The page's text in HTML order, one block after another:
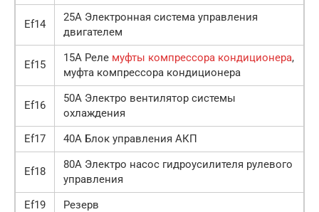
Ef14
25A Электронная система управления
двигателем
Ef15
15A Реле муфты компрессора кондиционера,
муфта компрессора кондиционера
Ef16
50A Электро вентилятор системы
охлаждения
Ef17
40A Блок управления АКП
Ef18
80A Электро насос гидроусилителя рулевого
управления
Ef19
Резерв